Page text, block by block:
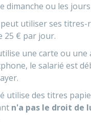
dimanche ou les
utiliser ses
25 € par jour.
une carte ou une
le salarié est
utilise des titres
n'a pas le droit de